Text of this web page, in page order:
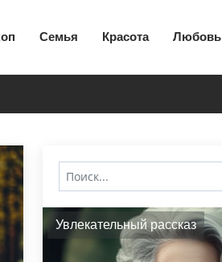
Семья Красота Любовь
Увлекательный рассказ